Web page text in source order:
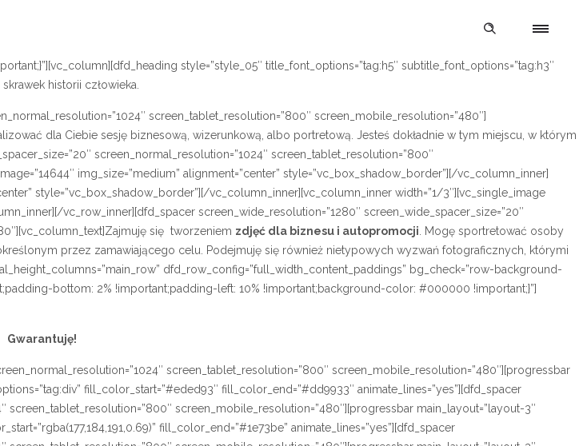
style=”style_05″ title_font_options=”tag:h5″ subtitle_font_options=”tag:h3″
historii człowieka.
screen_tablet_resolution=”800″ screen_mobile_resolution=”480″]
dla Ciebie sesję biznesową, wizerunkową, albo portretową. Jesteś dokładnie w tym miejscu, w którym
screen_normal_resolution=”1024″ screen_tablet_resolution=”800″
img_size=”medium” alignment=”center” style=”vc_box_shadow_border”][/vc_column_inner]
style=”vc_box_shadow_border”][/vc_column_inner][vc_column_inner width=”1/3″][vc_single_image
vc_row_inner][dfd_spacer screen_wide_resolution=”1280″ screen_wide_spacer_size=”20″
się tworzeniem zdjęć dla biznesu i autopromocji . Mogę sportretować osoby
przez zamawiającego celu. Podejmuję się również nietypowych wyzwań fotograficznych, którymi
dfd_row_config=”full_width_content_paddings” bg_check=”row-background-
bottom: 2% !important;padding-left: 10% !important;background-color: #000000 !important;}”]
Gwarantuję!
screen_tablet_resolution=”800″ screen_mobile_resolution=”480″][progressbar
fill_color_start=”#eded93″ fill_color_end=”#dd9933″ animate_lines=”yes”][dfd_spacer
screen_mobile_resolution=”480″][progressbar main_layout=”layout-3″
fill_color_end=”#1e73be” animate_lines=”yes”][dfd_spacer